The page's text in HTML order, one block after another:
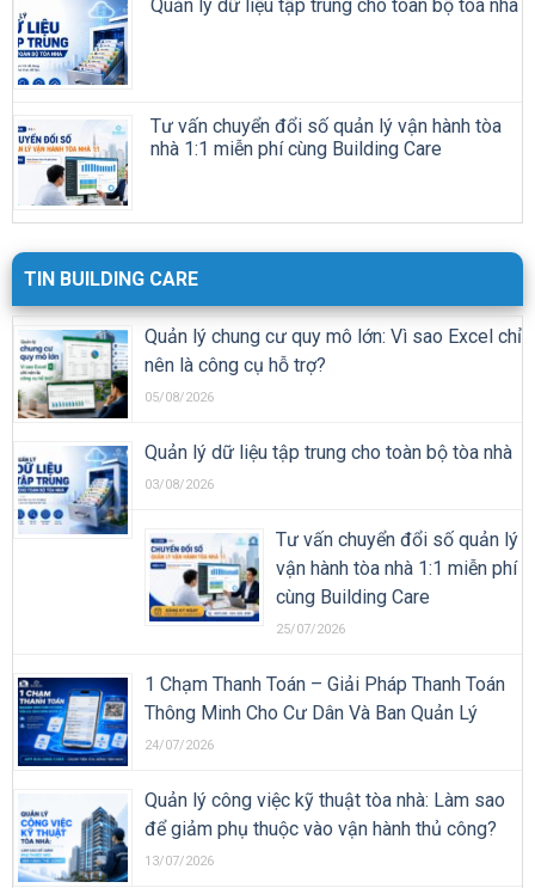
Quản lý dữ liệu tập trung cho toàn bộ tòa nhà
Tư vấn chuyển đổi số quản lý vận hành tòa
nhà 1:1 miễn phí cùng Building Care
TIN BUILDING CARE
Quản lý chung cư quy mô lớn: Vì sao Excel chỉ
nên là công cụ hỗ trợ?
05/08/2026
Quản lý dữ liệu tập trung cho toàn bộ tòa nhà
03/08/2026
Tư vấn chuyển đổi số quản lý
vận hành tòa nhà 1:1 miễn phí
cùng Building Care
25/07/2026
1 Chạm Thanh Toán – Giải Pháp Thanh Toán
Thông Minh Cho Cư Dân Và Ban Quản Lý
24/07/2026
Quản lý công việc kỹ thuật tòa nhà: Làm sao
để giảm phụ thuộc vào vận hành thủ công?
13/07/2026